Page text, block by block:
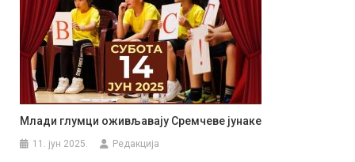
Млади глумци оживљавају Сремчеве јунаке
11. јун 2025. Редакција